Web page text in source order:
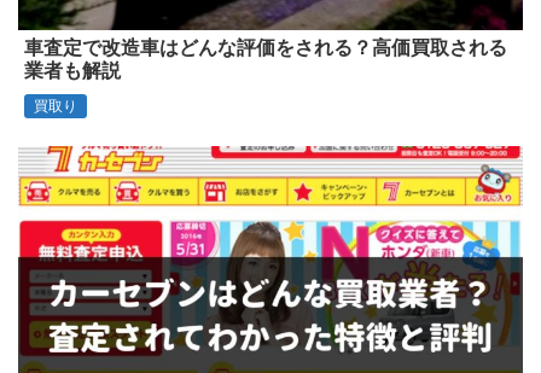
車査定で改造車はどんな評価をされる？高価買取される
業者も解説
買取り